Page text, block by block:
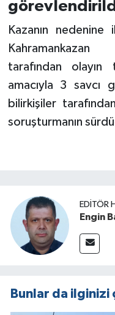
Kazanın nedenine
Kahramankazan
tarafından olayın
amacıyla 3 savcı
bilirkişiler
soruşturmanın
EDITÖR
Engin
Bunlar da ilginizi